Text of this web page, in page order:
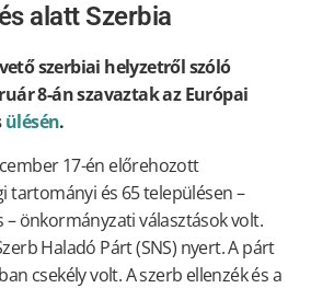
alatt Szerbia
szerbiai helyzetről szóló
8-án szavaztak az Európai
ülésén.
17-én előrehozott
tartományi és 65 településen –
– önkormányzati választások volt.
Haladó Párt (SNS) nyert. A párt
csekély volt. A szerb ellenzék és a